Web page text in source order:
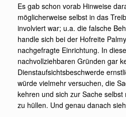
Es gab schon vorab Hinweise
möglicherweise selbst in das
involviert war; u.a. die falsche
handle sich bei der Hofreite
nachgefragte Einrichtung. In
nachvollziehbaren Gründen gar
Dienstaufsichtsbeschwerde
würde vielmehr versuchen, die
kehren und sich zur Sache selbst
zu hüllen. Und genau danach